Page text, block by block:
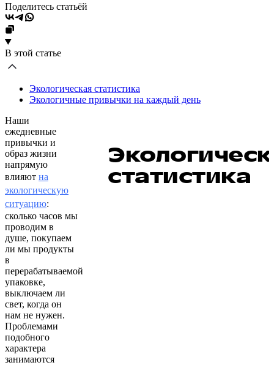
Поделитесь статьёй
В этой статье
Экологическая статистика
Экологичные привычки на каждый день
Наши
ежедневные
привычки и
образ жизни
напрямую
влияют на
экологическую
ситуацию:
сколько часов мы
проводим в
душе, покупаем
ли мы продукты
в
перерабатываемой
упаковке,
выключаем ли
свет, когда он
нам не нужен.
Проблемами
подобного
характера
занимаются
статистика